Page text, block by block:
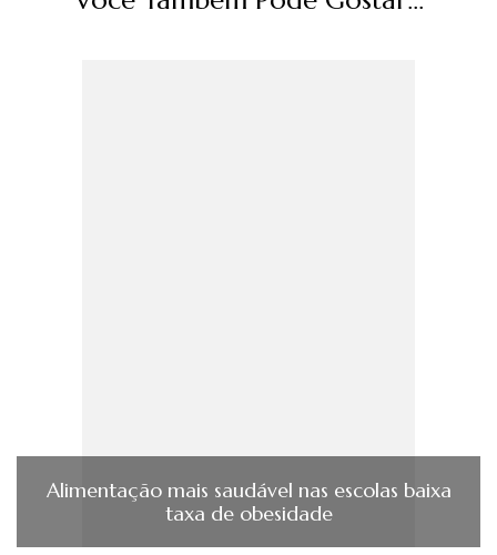
Alimentação mais saudável nas escolas baixa
taxa de obesidade